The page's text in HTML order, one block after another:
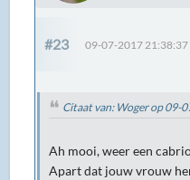
#23 09-07-2017 21:38:37
Citaat van: Woger op 09-
Ah mooi, weer een
Apart dat jouw vrouw